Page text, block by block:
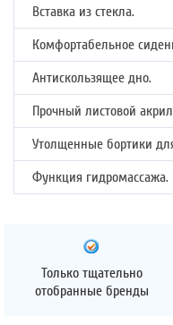
Вставка из стекла.
Комфортабельное
Антискользящее дно.
Прочный листовой
Утолщенные бортики
Функция гидромассажа.
Только тщательно
отобранные бренды